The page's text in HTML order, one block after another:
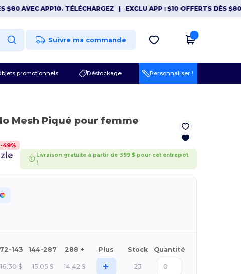
APP10. TÉLÉCHARGEZ|EXCLU APP : $10 OFFERTS DÈS $80
Suivre ma commande
promotionnels Déstockage Personnaliser !
Mesh Piqué pour femme
-49%
Livraison gratuite à partir de 399 $ pour cet entrepôt
!
72-143 144-287 288 + Plus Stock Quantité
16.30 $ 15.05 $ 14.42 $ + 23